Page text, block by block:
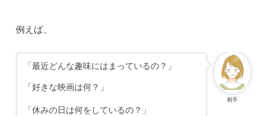
例えば、
相手
「最近どんな趣味にはまっているの？」
「好きな映画は何？」
「休みの日は何をしているの？」